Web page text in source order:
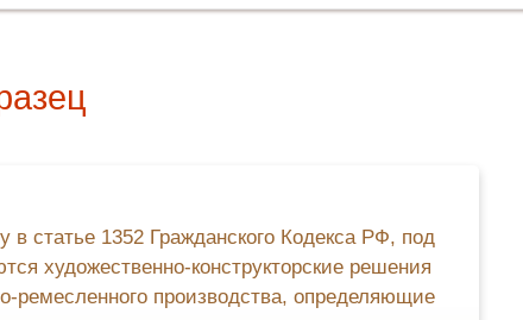
статье 1352 Гражданского Кодекса РФ, под
художественно-конструкторские решения
ремесленного производства, определяющие